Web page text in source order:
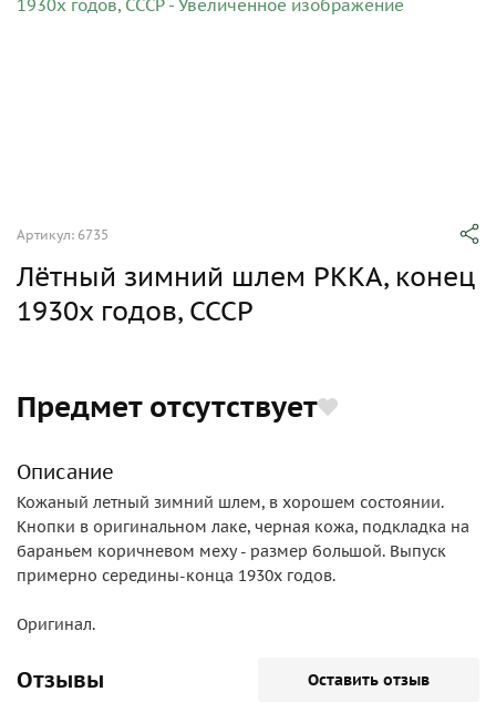
Артикул: 6735
Лётный зимний шлем РККА, конец
1930х годов, СССР
Предмет отсутствует
Описание
Кожаный летный зимний шлем, в хорошем состоянии.
Кнопки в оригинальном лаке, черная кожа, подкладка на
бараньем коричневом меху - размер большой. Выпуск
примерно середины-конца 1930х годов.
Оригинал.
Отзывы Оставить отзыв